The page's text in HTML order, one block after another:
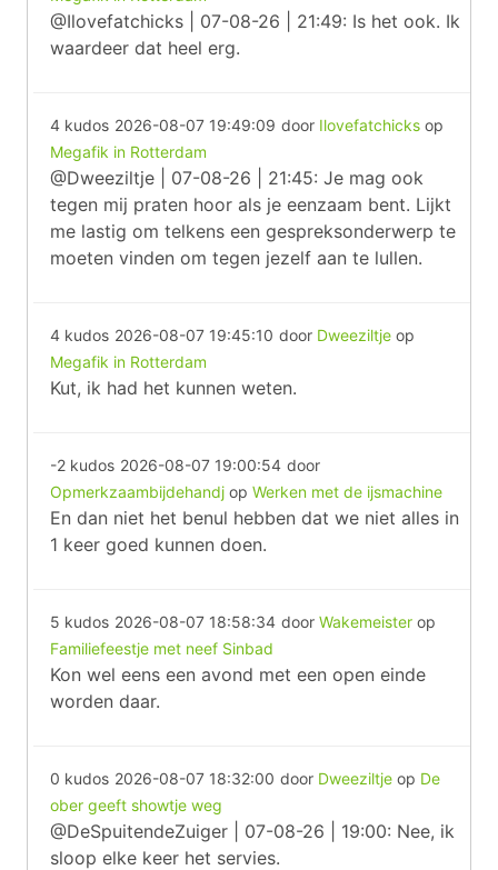
@Ilovefatchicks | 07-08-26 | 21:49: Is het ook. Ik
waardeer dat heel erg.
4 kudos 2026-08-07 19:49:09 door Ilovefatchicks op
Megafik in Rotterdam
@Dweeziltje | 07-08-26 | 21:45: Je mag ook
tegen mij praten hoor als je eenzaam bent. Lijkt
me lastig om telkens een gespreksonderwerp te
moeten vinden om tegen jezelf aan te lullen.
4 kudos 2026-08-07 19:45:10 door Dweeziltje op
Megafik in Rotterdam
Kut, ik had het kunnen weten.
-2 kudos 2026-08-07 19:00:54 door
Opmerkzaambijdehandj op Werken met de ijsmachine
En dan niet het benul hebben dat we niet alles in
1 keer goed kunnen doen.
5 kudos 2026-08-07 18:58:34 door Wakemeister op
Familiefeestje met neef Sinbad
Kon wel eens een avond met een open einde
worden daar.
0 kudos 2026-08-07 18:32:00 door Dweeziltje op De
ober geeft showtje weg
@DeSpuitendeZuiger | 07-08-26 | 19:00: Nee, ik
sloop elke keer het servies.